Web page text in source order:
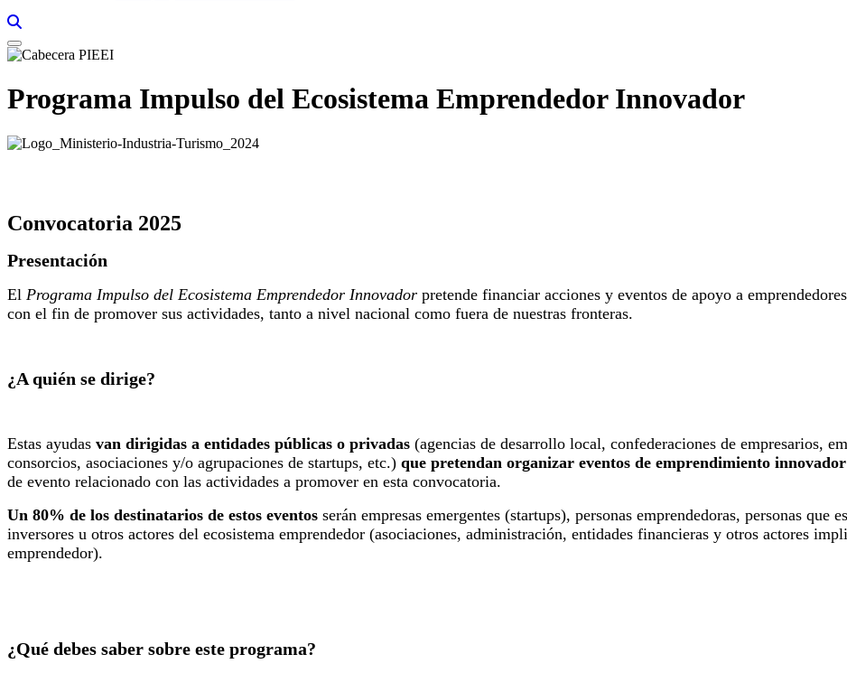
Programa Impulso del Ecosistema Emprendedor Innovador
Convocatoria 2025
Presentación
El Programa Impulso del Ecosistema Emprendedor Innovador pretende financiar acciones y eventos de apoyo a
con el fin de promover sus actividades, tanto a nivel nacional como fuera de nuestras fronteras.
¿A quién se dirige?
Estas ayudas van dirigidas a entidades públicas o privadas (agencias de desarrollo local, confederaciones de empresarios,
consorcios, asociaciones y/o agrupaciones de startups, etc.) que pretendan organizar eventos de emprendimiento innovador
de evento relacionado con las actividades a promover en esta convocatoria.
Un 80% de los destinatarios de estos eventos serán empresas emergentes (startups), personas emprendedoras, personas
inversores u otros actores del ecosistema emprendedor (asociaciones, administración, entidades financieras y otros actores
emprendedor).
¿Qué debes saber sobre este programa?